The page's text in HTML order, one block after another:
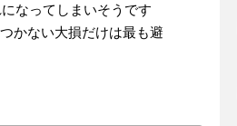
なってしまいそうです
かない大損だけは最も避